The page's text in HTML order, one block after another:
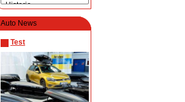
Auto News
Test